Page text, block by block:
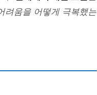
려움을 어떻게 극복했는